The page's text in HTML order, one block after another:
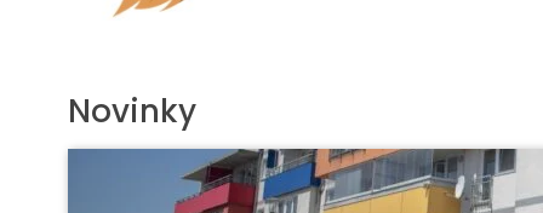
Novinky